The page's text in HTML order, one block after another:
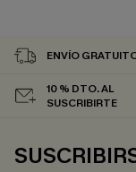
ENVÍO
10 % DTO. AL
SUSCRIBIRTE